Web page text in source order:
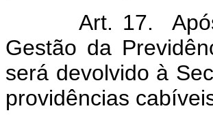
Art. 17. Após o
Gestão da
será devolvido à
providências